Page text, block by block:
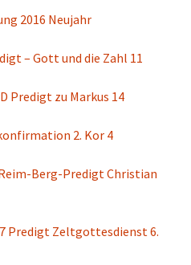
2016 Neujahr
– Gott und die Zahl 11
Predigt zu Markus 14
2. Kor 4
Berg-Predigt Christian
Predigt Zeltgottesdienst 6.